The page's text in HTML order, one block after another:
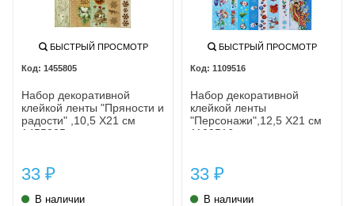
БЫСТРЫЙ ПРОСМОТР
1455805
Набор декоративной
клейкой ленты "Пряности и
радости" ,10,5 Х21 см
1455805
33 ₽
В наличии
БЫСТРЫЙ ПРОСМОТР
1109516
Набор декоративной
клейкой ленты
"Персонажи",12,5 Х21 см
1109516
33 ₽
В наличии